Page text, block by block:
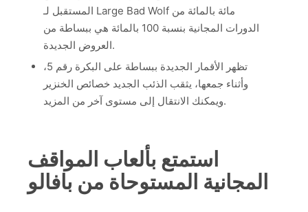
المستقبل لـ Large Bad Wolf مائة بالمائة من
الدورات المجانية بنسبة 100 بالمائة هي ببساطة من
العروض الجديدة.
تظهر الأقمار الجديدة ببساطة على البكرة رقم 5،
وأثناء جمعها، يثقب الذئب الجديد خصائص الخنزير
ويمكنك الانتقال إلى مستوى آخر من المزيد.
استمتع بألعاب المواقف
المجانية المستوحاة من بافالو